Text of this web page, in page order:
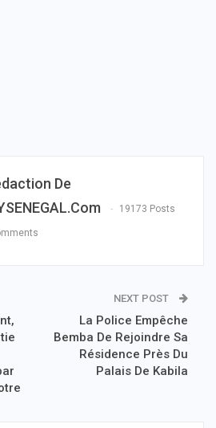
De
19173 Posts
NEXT POST
La Police Empêche
Bemba De Rejoindre Sa
Résidence Près Du
Palais De Kabila